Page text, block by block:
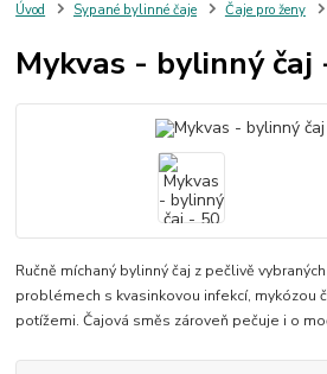
Úvod Sypané bylinné čaje Čaje pro ženy
Mykvas - bylinný čaj
Ručně míchaný bylinný čaj z pečlivě
problémech s kvasinkovou infekcí, mykózou
potížemi. Čajová směs zároveň pečuje i o